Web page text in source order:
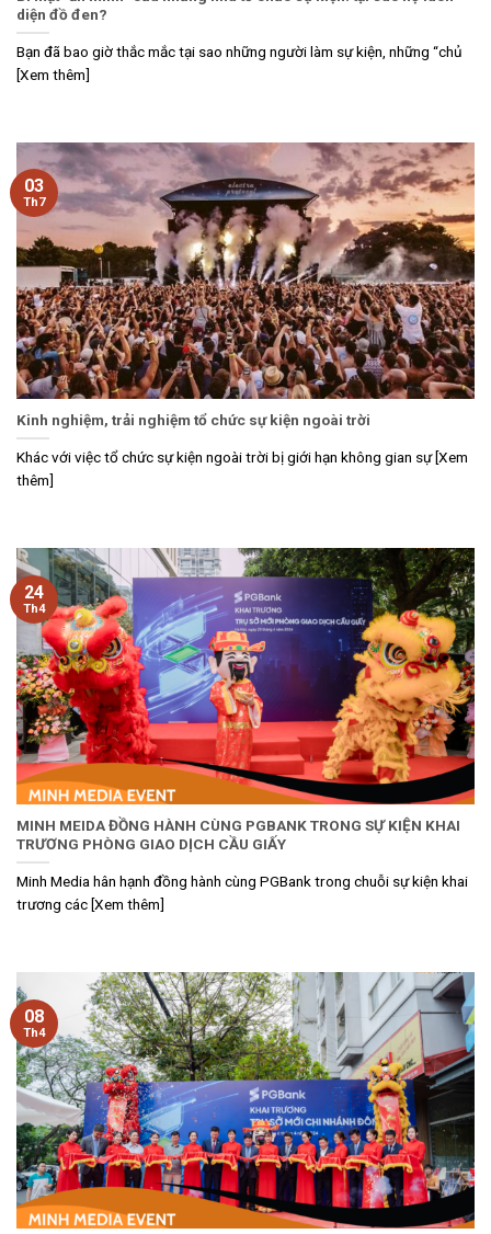
diện đồ đen?
Bạn đã bao giờ thắc mắc tại sao những người làm sự kiện, những “chủ
[Xem thêm]
Kinh nghiệm, trải nghiệm tổ chức sự kiện ngoài trời
Khác với việc tổ chức sự kiện ngoài trời bị giới hạn không gian sự [Xem
thêm]
03
Th7
MINH MEIDA ĐỒNG HÀNH CÙNG PGBANK TRONG SỰ KIỆN KHAI
TRƯƠNG PHÒNG GIAO DỊCH CẦU GIẤY
Minh Media hân hạnh đồng hành cùng PGBank trong chuỗi sự kiện khai
trương các [Xem thêm]
24
Th4
08
Th4